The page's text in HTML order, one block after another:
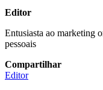
Editor
Entusiasta ao marketing
pessoais
Compartilhar
Editor